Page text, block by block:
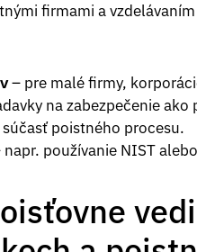
firmami a
– pre malé firmy,
na zabezpečenie
poistného procesu.
používanie NIST